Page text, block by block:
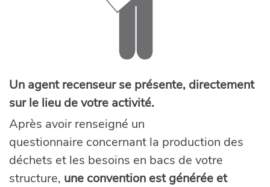
Un agent recenseur se présente, directement
sur le lieu de votre activité.
Après avoir renseigné un
questionnaire concernant la production des
déchets et les besoins en bacs de votre
structure, une convention est générée et